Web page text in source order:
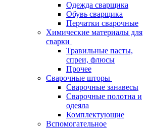
Одежда сварщика
Обувь сварщика
Перчатки сварочные
Химические материалы для
сварки
Травильные пасты,
спреи, флюсы
Прочее
Сварочные шторы
Сварочные занавесы
Сварочные полотна и
одеяла
Комплектующие
Вспомогательное